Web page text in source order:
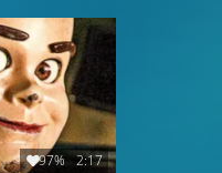
97% 2:17